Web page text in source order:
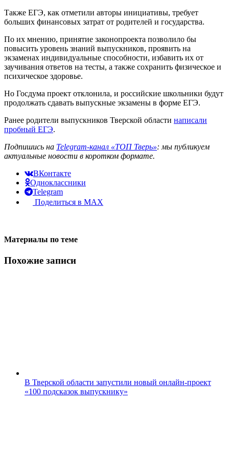
Также ЕГЭ, как отметили авторы инициативы, требует
больших финансовых затрат от родителей и государства.
По их мнению, принятие законопроекта позволило бы
повысить уровень знаний выпускников, проявить на
экзаменах индивидуальные способности, избавить их от
заучивания ответов на тесты, а также сохранить физическое и
психическое здоровье.
Но Госдума проект отклонила, и российские школьники будут
продолжать сдавать выпускные экзамены в форме ЕГЭ.
Ранее родители выпускников Тверской области написали
пробный ЕГЭ.
Подпишись на Telegram-канал «ТОП Тверь»: мы публикуем
актуальные новости в коротком формате.
ВКонтакте
Одноклассники
Telegram
Поделиться в MAX
Материалы по теме
Похожие записи
В Тверской области запустили новый онлайн-проект
«100 подсказок выпускнику»